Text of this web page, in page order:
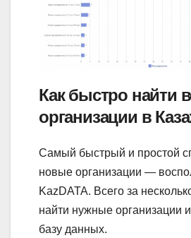
Как быстро найти
организации в
Самый быстрый и простой
новые организации —
KazDATA. Всего за
найти нужные организации
базу данных.